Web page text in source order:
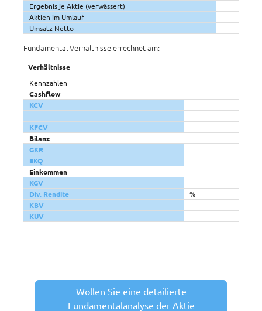
Ergebnis je Aktie (verwässert)
Aktien im Umlauf
Umsatz Netto
Fundamental Verhältnisse errechnet am:
Verhältnisse
Kennzahlen
Cashflow
KCV
KFCV
Bilanz
GKR
EKQ
Einkommen
KGV
Div. Rendite
%
KBV
KUV
Wollen Sie eine detailierte
Fundamentalanalyse der Aktie